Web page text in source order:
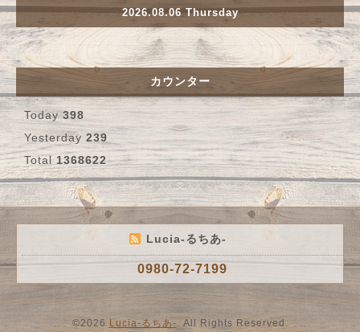
2026.08.06 Thursday
カウンター
Today 398
Yesterday 239
Total 1368622
Lucia-るちあ-
0980-72-7199
©2026 Lucia-るちあ-. All Rights Reserved.